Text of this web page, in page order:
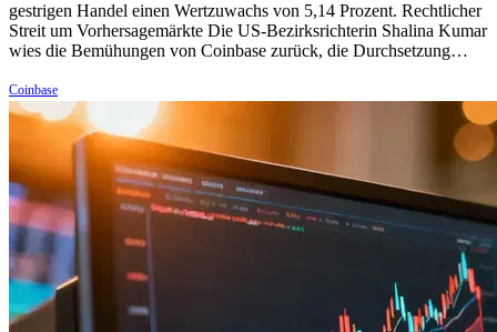
gestrigen Handel einen Wertzuwachs von 5,14 Prozent. Rechtlicher
Streit um Vorhersagemärkte Die US-Bezirksrichterin Shalina Kumar
wies die Bemühungen von Coinbase zurück, die Durchsetzung…
Coinbase